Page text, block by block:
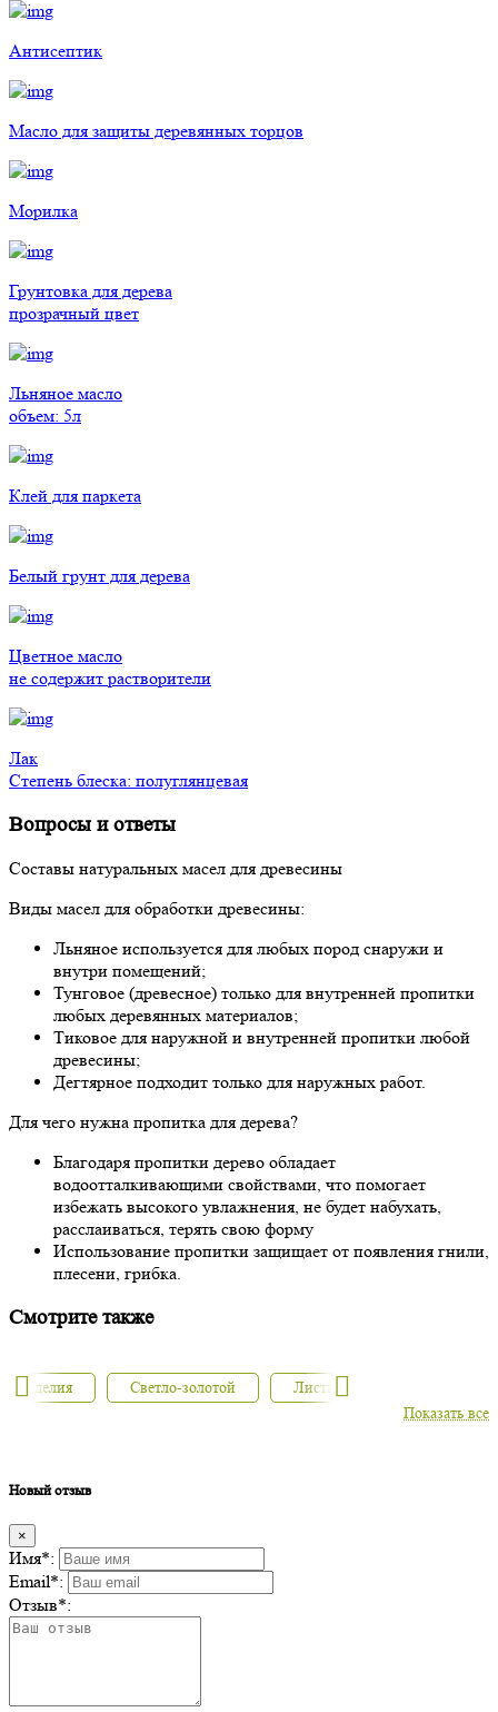
Антисептик
Масло для защиты деревянных торцов
Морилка
Грунтовка для дерева
прозрачный цвет
Льняное масло
объем: 5л
Клей для паркета
Белый грунт для дерева
Цветное масло
не содержит растворители
Лак
Степень блеска: полуглянцевая
Вопросы и ответы
Составы натуральных масел для древесины
Виды масел для обработки древесины:
Льняное используется для любых пород снаружи и
внутри помещений;
Тунговое (древесное) только для внутренней пропитки
любых деревянных материалов;
Тиковое для наружной и внутренней пропитки любой
древесины;
Дегтярное подходит только для наружных работ.
Для чего нужна пропитка для дерева?
Благодаря пропитки дерево обладает
водоотталкивающими свойствами, что помогает
избежать высокого увлажнения, не будет набухать,
расслаиваться, терять свою форму
Использование пропитки защищает от появления гнили,
плесени, грибка.
Смотрите также
золотой Лиственница Производители масел
Показать все
Новый отзыв
×
Имя*:
Email*:
Отзыв*: